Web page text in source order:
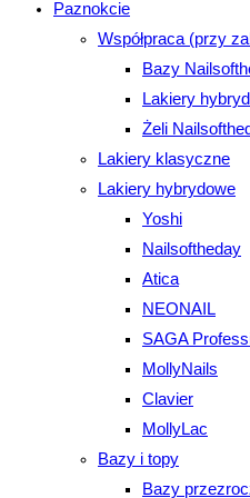
Paznokcie
Współpraca (przy
Bazy
Lakiery
Żeli
Lakiery klasyczne
Lakiery hybrydowe
Yoshi
Nailsoftheday
Atica
NEONAIL
SAGA
MollyNails
Clavier
MollyLac
Bazy i topy
Bazy